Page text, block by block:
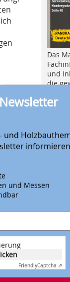
ist
und
und Messen
FriendlyCaptcha ⇗
Das
und
die
Hier